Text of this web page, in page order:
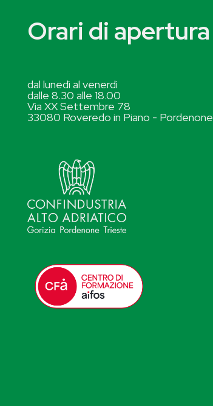
Orari di apertura
dal lunedì al venerdì
dalle 8.30 alle 18.00
Via XX Settembre 78
33080 Roveredo in Piano - Pordenone